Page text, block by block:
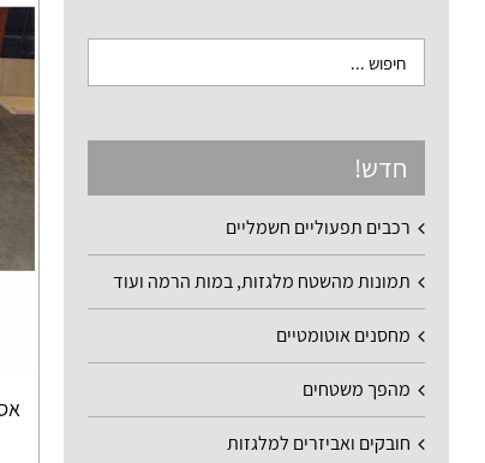
חדש!
רכבים תפעוליים חשמליים
תמונות מהשטח מלגזות, במות הרמה ועוד
מחסנים אוטומטיים
מהפך משטחים
חובקים ואביזרים למלגזות